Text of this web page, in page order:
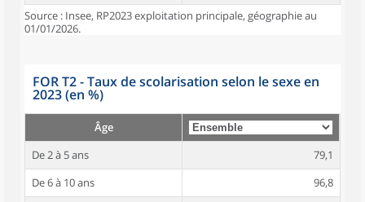
Source : Insee, RP2023 exploitation principale, géographie au
01/01/2026.
FOR T2 - Taux de scolarisation selon le sexe en
2023 (en %)
Âge
De 2 à 5 ans
79,1
De 6 à 10 ans
96,8